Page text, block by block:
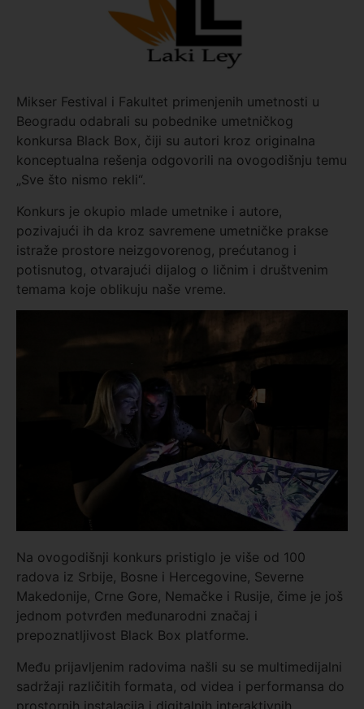
Mikser Festival i Fakultet primenjenih umetnosti u
Beogradu odabrali su pobednike umetničkog
konkursa Black Box, čiji su autori kroz originalna
konceptualna rešenja odgovorili na ovogodišnju temu
„Sve što nismo rekli“.
Konkurs je okupio mlade umetnike i autore,
pozivajući ih da kroz savremene umetničke prakse
istraže prostore neizgovorenog, prećutanog i
potisnutog, otvarajući dijalog o ličnim i društvenim
temama koje oblikuju naše vreme.
Na ovogodišnji konkurs pristiglo je više od 100
radova iz Srbije, Bosne i Hercegovine, Severne
Makedonije, Crne Gore, Nemačke i Rusije, čime je još
jednom potvrđen međunarodni značaj i
prepoznatljivost Black Box platforme.
Među prijavljenim radovima našli su se multimedijalni
sadržaji različitih formata, od videa i performansa do
prostornih instalacija i digitalnih interaktivnih